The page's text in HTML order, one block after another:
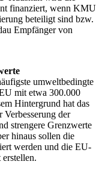
finanziert, wenn KMU
beteiligt sind bzw.
Empfänger von
umweltbedingte
mit etwa 300.000
Hintergrund hat das
Verbesserung der
strengere Grenzwerte
hinaus sollen die
werden und die EU-